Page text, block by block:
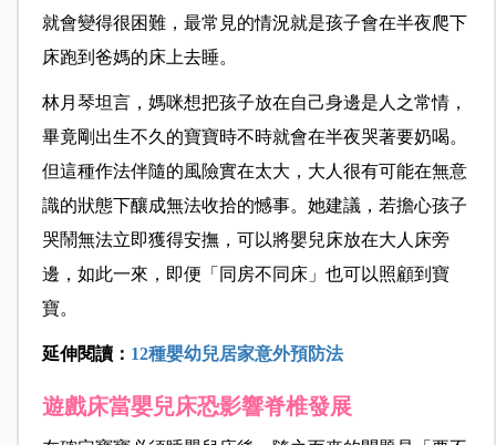
就會變得很困難，最常見的情況就是孩子會在半夜爬下
床跑到爸媽的床上去睡。
林月琴坦言，媽咪想把孩子放在自己身邊是人之常情，
畢竟剛出生不久的寶寶時不時就會在半夜哭著要奶喝。
但這種作法伴隨的風險實在太大，大人很有可能在無意
識的狀態下釀成無法收拾的憾事。她建議，若擔心孩子
哭鬧無法立即獲得安撫，可以將嬰兒床放在大人床旁
邊，如此一來，即便「同房不同床」也可以照顧到寶
寶。
延伸閱讀： 12種嬰幼兒居家意外預防法
遊戲床當嬰兒床恐影響脊椎發展